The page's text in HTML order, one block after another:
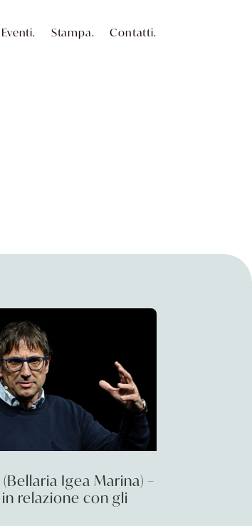
Eventi. Stampa. Contatti.
Igea Marina) –
relazione con gli